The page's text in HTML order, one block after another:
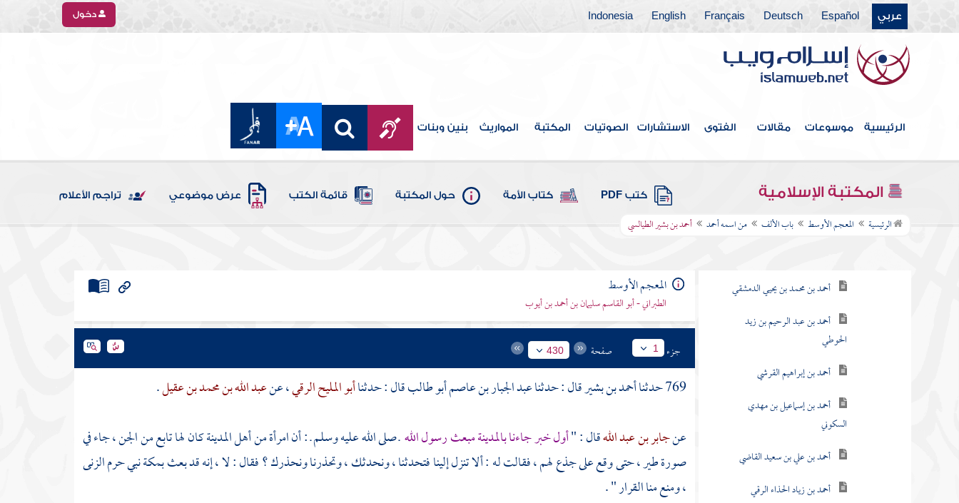
عربي Español
Deutsch
Français
English
Indonesia دخول
الرئيسية موسوعات مقالات الفتوى الاستشارات الصوتيات المكتبة المواريث بنين وبنات
المكتبة الإسلامية كتب PDF كتاب الأمة حول المكتبة قائمة الكتب عرض موضوعي تراجم الأعلام
الرئيسية المعجم الأوسط باب الألف من اسمه أحمد أحمد بن بشير الطيالسي
فهرس الكتاب
باب الألف
من اسمه أحمد
أحمد بن محمد بن يحيي الدمشقي
أحمد بن عبد الرحيم بن زيد
الحوطي
أحمد بن إبراهيم القرشي
أحمد بن إسماعيل بن مهدي
السكوني
أحمد بن علي بن سعيد القاضي
أحمد بن زياد الحذاء الرقي
المعجم الأوسط
الطبراني - أبو القاسم سليمان بن أحمد بن أيوب
جزء 1 صفحة 430
769 حدثنا أحمد بن بشيرقال : حدثناعبد الجبار بن عاصم أبو طالبقال : حدثناأبو المليح الرقي، عنعبد الله بن محمد بن عقيل.
عنجابر بن عبد اللهقال : "أول خبر جاءنابالمدينةمبعث رسول اللهـ صلى الله عليه وسلم ـ : أن امرأة من أهلالمدينةكان لها تابع من الجن ، جاء في
صورة طير ، حتى وقع على جذع لهم ، فقالت له : ألا تنزل إلينا فتحدثنا ، ونحدثك ، وتحذرنا ونحذرك ؟ فقال : لا ، إنه قد بعثبمكةنبي حرم الزنى
، ومنع منا القرار " .